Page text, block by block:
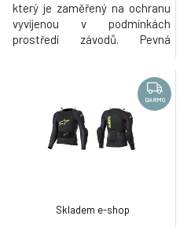
který je zaměřený na ochranu
vyvíjenou v podmínkách
prostředí závodů. Pevná
přizpůsobeným pro sportovní
jízdu, je díky technologii
NUCLEON CELL prodyšná,
pevná na potřebných místech
a měkká a poddajná na okrajích
DARMO
Skladem e-shop